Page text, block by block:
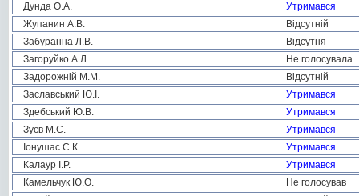
Дунда О.А.
Утримався
Жупанин А.В.
Відсутній
Забуранна Л.В.
Відсутня
Загоруйко А.Л.
Не голосувала
Задорожній М.М.
Відсутній
Заславський Ю.І.
Утримався
Здебський Ю.В.
Утримався
Зуєв М.С.
Утримався
Іонушас С.К.
Утримався
Калаур І.Р.
Утримався
Камельчук Ю.О.
Не голосував